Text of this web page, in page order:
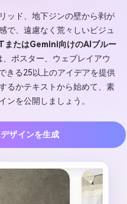
ッド、地下ジンの壁から剥が
で、遠慮なく荒々しいビジュ
たはGemini向けのAIブルー
、ポスター、ウェブレイアウ
きる25以上のアイデアを提供
るかテキストから始めて、素
ンを公開しましょう。
ザインを生成